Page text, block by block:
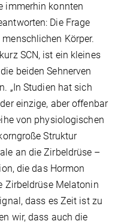
immerhin konnten
Die Frage
Körper.
SCN, ist ein kleines
beiden Sehnerven
„In Studien hat sich
einzige, aber offenbar
von physiologischen
Struktur
an die Zirbeldrüse –
die das Hormon
Zirbeldrüse Melatonin
dass es Zeit ist zu
wir, dass auch die